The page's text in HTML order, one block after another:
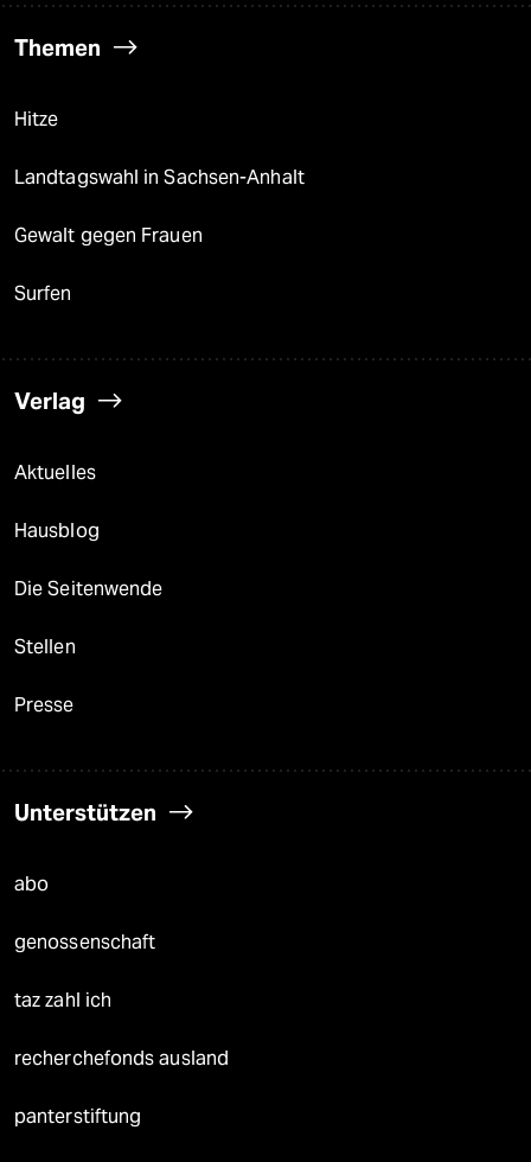
Themen
Hitze
Landtagswahl in Sachsen-Anhalt
Gewalt gegen Frauen
Surfen
Verlag
Aktuelles
Hausblog
Die Seitenwende
Stellen
Presse
Unterstützen
abo
genossenschaft
taz zahl ich
recherchefonds ausland
panterstiftung